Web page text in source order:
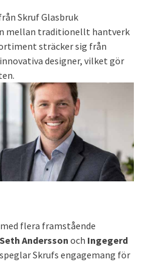
Skruf Glasbruk
mellan traditionellt hantverk
sträcker sig från
designer, vilket gör
flera framstående
Andersson och Ingegerd
Skrufs engagemang för